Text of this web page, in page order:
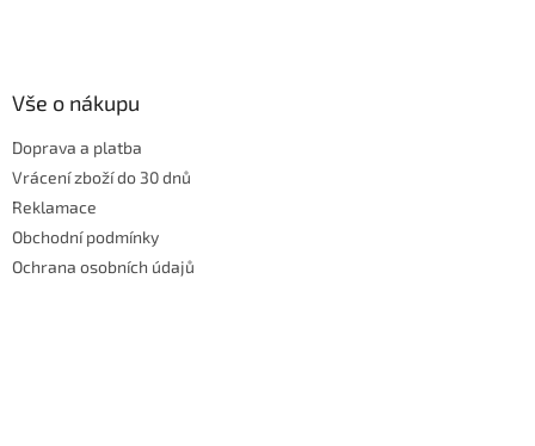
Vše o nákupu
Doprava a platba
Vrácení zboží do 30 dnů
Reklamace
Obchodní podmínky
Ochrana osobních údajů